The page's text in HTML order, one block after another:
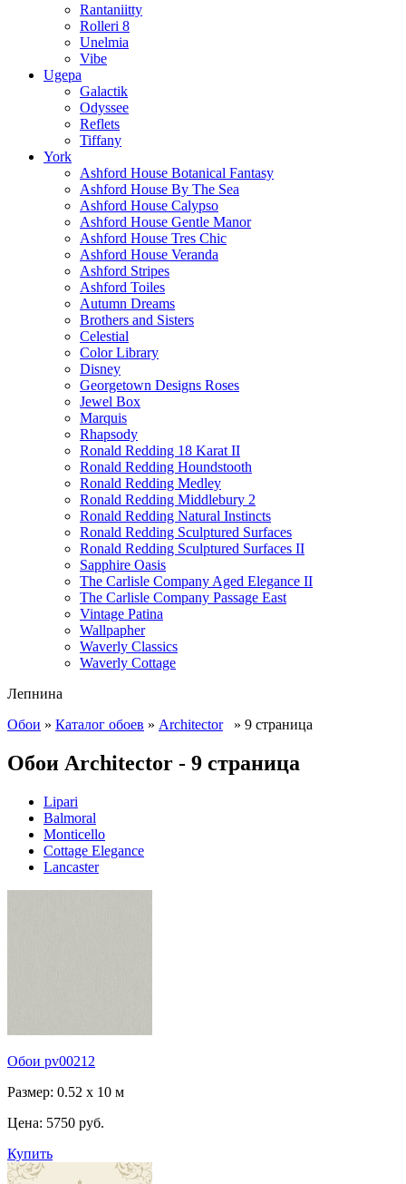
Rantaniitty
Rolleri 8
Unelmia
Vibe
Ugepa
Galactik
Odyssee
Reflets
Tiffany
York
Ashford House Botanical Fantasy
Ashford House By The Sea
Ashford House Calypso
Ashford House Gentle Manor
Ashford House Tres Chic
Ashford House Veranda
Ashford Stripes
Ashford Toiles
Autumn Dreams
Brothers and Sisters
Celestial
Color Library
Disney
Georgetown Designs Roses
Jewel Box
Marquis
Rhapsody
Ronald Redding 18 Karat II
Ronald Redding Houndstooth
Ronald Redding Medley
Ronald Redding Middlebury 2
Ronald Redding Natural Instincts
Ronald Redding Sculptured Surfaces
Ronald Redding Sculptured Surfaces II
Sapphire Oasis
The Carlisle Company Aged Elegance II
The Carlisle Company Passage East
Vintage Patina
Wallpapher
Waverly Classics
Waverly Cottage
Лепнина
Обои » Каталог обоев » Architector » 9 страница
Обои Architector - 9 страница
Lipari
Balmoral
Monticello
Cottage Elegance
Lancaster
Обои pv00212
Размер: 0.52 x 10 м
Цена: 5750 руб.
Купить